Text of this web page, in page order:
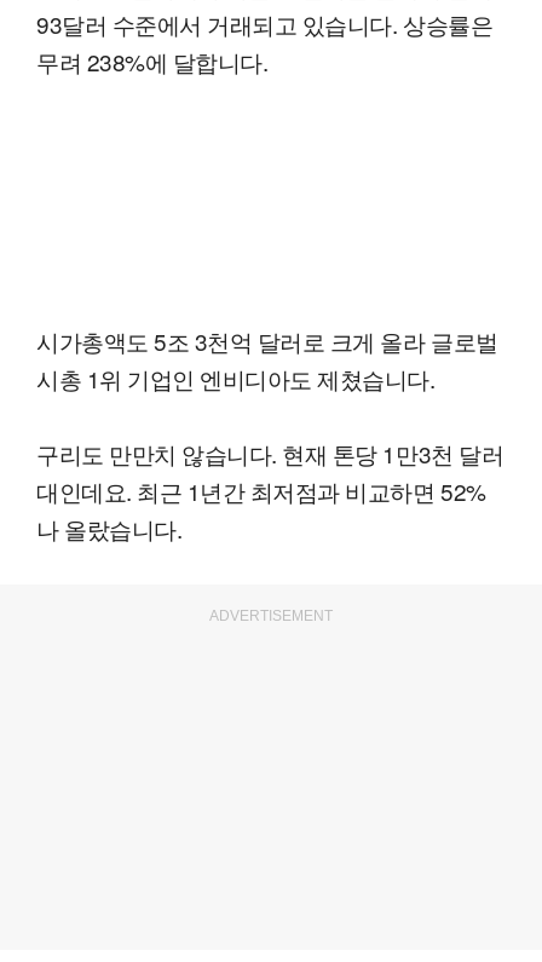
93달러 수준에서 거래되고 있습니다. 상승률은
무려 238%에 달합니다.
시가총액도 5조 3천억 달러로 크게 올라 글로벌
시총 1위 기업인 엔비디아도 제쳤습니다.
구리도 만만치 않습니다. 현재 톤당 1만3천 달러
대인데요. 최근 1년간 최저점과 비교하면 52%
나 올랐습니다.
ADVERTISEMENT